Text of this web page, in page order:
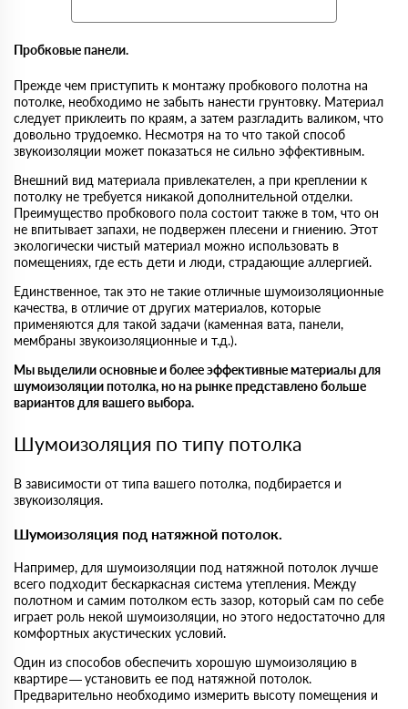
Пробковые панели.
Прежде чем приступить к монтажу пробкового полотна на
потолке, необходимо не забыть нанести грунтовку. Материал
следует приклеить по краям, а затем разгладить валиком, что
довольно трудоемко. Несмотря на то что такой способ
звукоизоляции может показаться не сильно эффективным.
Внешний вид материала привлекателен, а при креплении к
потолку не требуется никакой дополнительной отделки.
Преимущество пробкового пола состоит также в том, что он
не впитывает запахи, не подвержен плесени и гниению. Этот
экологически чистый материал можно использовать в
помещениях, где есть дети и люди, страдающие аллергией.
Единственное, так это не такие отличные шумоизоляционные
качества, в отличие от других материалов, которые
применяются для такой задачи (каменная вата, панели,
мембраны звукоизоляционные и т.д.).
Мы выделили основные и более эффективные материалы для
шумоизоляции потолка, но на рынке представлено больше
вариантов для вашего выбора.
Шумоизоляция по типу потолка
В зависимости от типа вашего потолка, подбирается и
звукоизоляция.
Шумоизоляция под натяжной потолок.
Например, для шумоизоляции под натяжной потолок лучше
всего подходит бескаркасная система утепления. Между
полотном и самим потолком есть зазор, который сам по себе
играет роль некой шумоизоляции, но этого недостаточно для
комфортных акустических условий.
Один из способов обеспечить хорошую шумоизоляцию в
квартире — установить ее под натяжной потолок.
Предварительно необходимо измерить высоту помещения и